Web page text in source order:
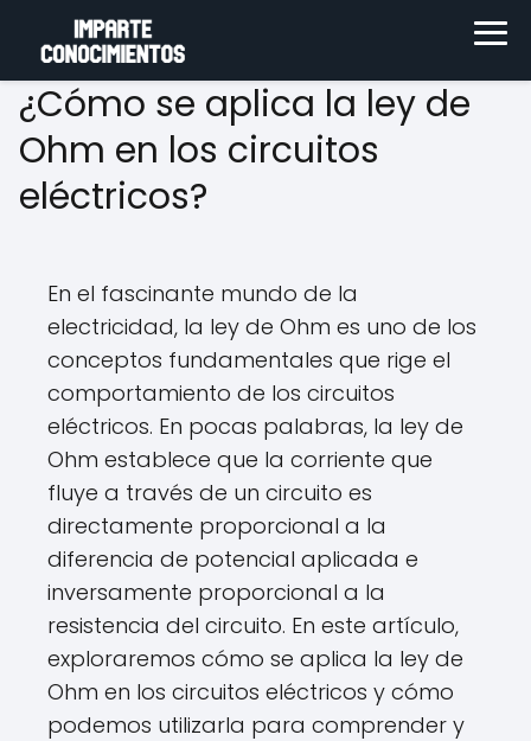
¿Cómo se aplica la ley de
Ohm en los circuitos
eléctricos?
En el fascinante mundo de la
electricidad, la ley de Ohm es uno de los
conceptos fundamentales que rige el
comportamiento de los circuitos
eléctricos. En pocas palabras, la ley de
Ohm establece que la corriente que
fluye a través de un circuito es
directamente proporcional a la
diferencia de potencial aplicada e
inversamente proporcional a la
resistencia del circuito. En este artículo,
exploraremos cómo se aplica la ley de
Ohm en los circuitos eléctricos y cómo
podemos utilizarla para comprender y